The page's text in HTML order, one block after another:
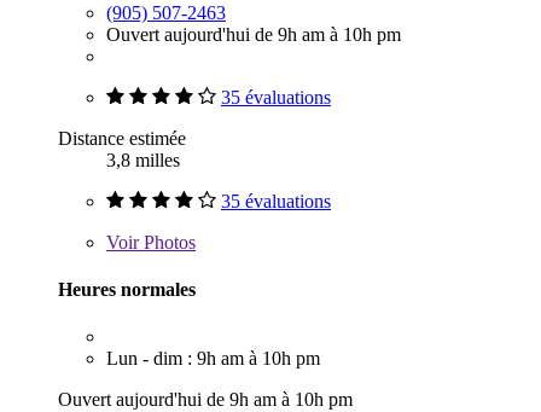
(905) 507-2463
Ouvert aujourd'hui de 9h am à 10h pm
35 évaluations
Distance estimée
3,8 milles
35 évaluations
VoirPhotos
Heures normales
Lun - dim : 9h am à 10h pm
Ouvert aujourd'hui de 9h am à 10h pm